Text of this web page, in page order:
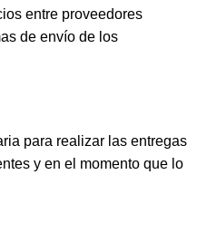
entre proveedores
de envío de los
para realizar las entregas
y en el momento que lo